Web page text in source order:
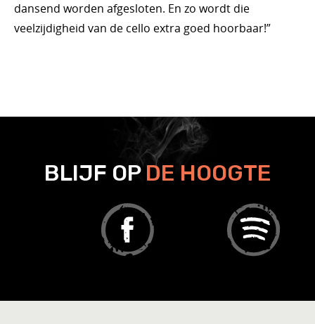
dansend worden afgesloten. En zo wordt die
veelzijdigheid van de cello extra goed hoorbaar!”
BLIJF OPDE HOOGTE